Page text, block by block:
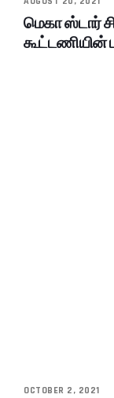
மெகா ஸ்டார்
கூட்டணியின்
OCTOBER 2, 2021